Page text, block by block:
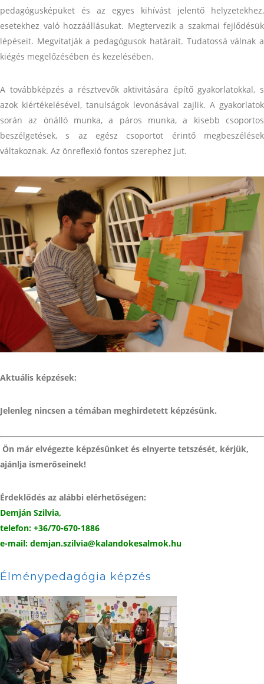
pedagógusképüket és az egyes kihívást jelentő helyzetekhez,
esetekhez való hozzáállásukat. Megtervezik a szakmai fejlődésük
lépéseit. Megvitatják a pedagógusok határait. Tudatossá válnak a
kiégés megelőzésében és kezelésében.
A továbbképzés a résztvevők aktivitására építő gyakorlatokkal, s
azok kiértékelésével, tanulságok levonásával zajlik. A gyakorlatok
során az önálló munka, a páros munka, a kisebb csoportos
beszélgetések, s az egész csoportot érintő megbeszélések
váltakoznak. Az önreflexió fontos szerephez jut.
Aktuális képzések:
Jelenleg nincsen a témában meghirdetett képzésünk.
Ön már elvégezte képzésünket és elnyerte tetszését, kérjük,
ajánlja ismerőseinek!
Érdeklődés az alábbi elérhetőségen:
Demján Szilvia,
telefon: +36/70-670-1886
e-mail: demjan.szilvia@kalandokesalmok.hu
Élménypedagógia képzés